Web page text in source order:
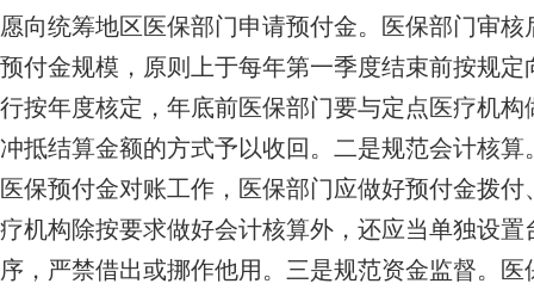
愿向统筹地区医保部门申请预付金。医保部门审
预付金规模，原则上于每年第一季度结束前按规
行按年度核定，年底前医保部门要与定点医疗机
冲抵结算金额的方式予以收回。二是规范会计核
医保预付金对账工作，医保部门应做好预付金拨
疗机构除按要求做好会计核算外，还应当单独设
序，严禁借出或挪作他用。三是规范资金监督。